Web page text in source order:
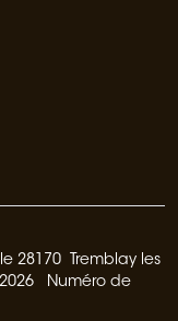
28170 Tremblay les
Numéro de